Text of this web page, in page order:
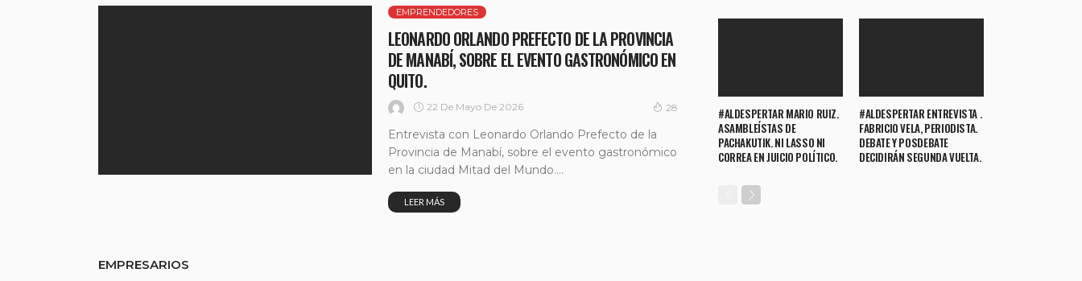
EMPRENDEDORES
LEONARDO ORLANDO PREFECTO DE LA PROVINCIA
DE MANABÍ, SOBRE EL EVENTO GASTRONÓMICO EN
QUITO.
22 De Mayo De 2026 28
Entrevista con Leonardo Orlando Prefecto de la
Provincia de Manabí, sobre el evento gastronómico
en la ciudad Mitad del Mundo....
LEER MÁS
EMPRESARIOS
#ALDESPERTAR MARIO RUIZ.
ASAMBLEÍSTAS DE
PACHAKUTIK. NI LASSO NI
CORREA EN JUICIO POLÍTICO.
#ALDESPERTAR ENTREVISTA .
FABRICIO VELA, PERIODISTA.
DEBATE Y POSDEBATE
DECIDIRÁN SEGUNDA VUELTA.